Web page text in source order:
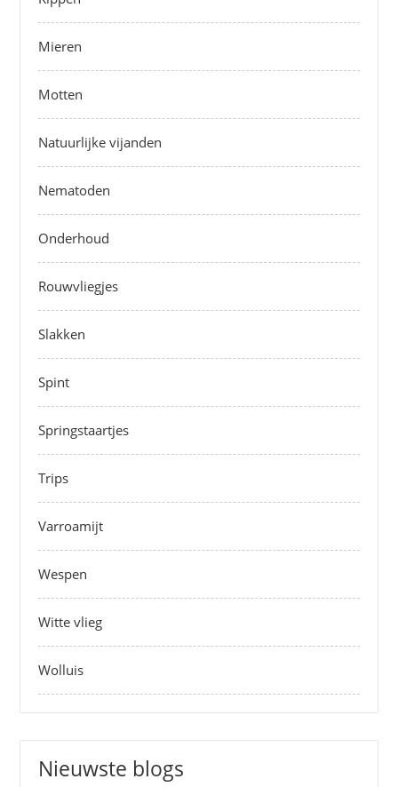
Mieren
Motten
Natuurlijke vijanden
Nematoden
Onderhoud
Rouwvliegjes
Slakken
Spint
Springstaartjes
Trips
Varroamijt
Wespen
Witte vlieg
Wolluis
Nieuwste blogs